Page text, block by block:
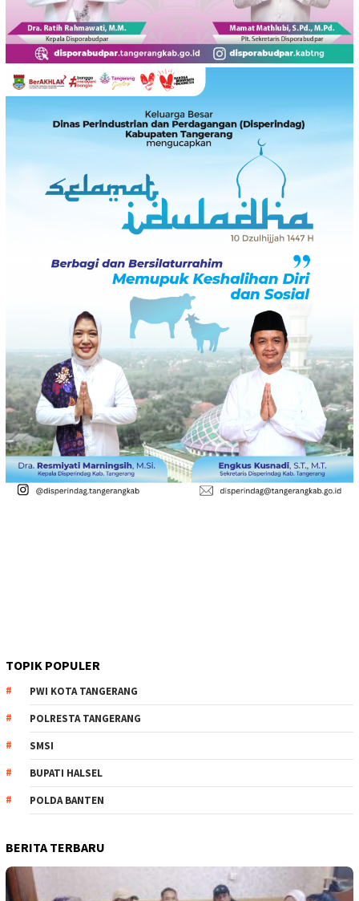
TOPIK POPULER
PWI KOTA TANGERANG
POLRESTA TANGERANG
SMSI
BUPATI HALSEL
POLDA BANTEN
BERITA TERBARU